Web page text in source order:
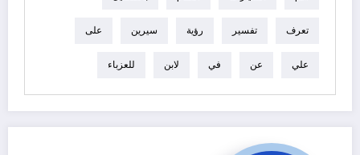
تعرف تفسير رؤية سيرين على
علي عن في لابن للعزباء